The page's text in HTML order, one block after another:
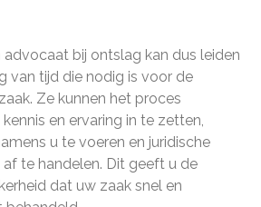
advocaat bij ontslag kan dus leiden
van tijd die nodig is voor de
Ze kunnen het proces
en ervaring in te zetten,
u te voeren en juridische
te handelen. Dit geeft u de
dat uw zaak snel en